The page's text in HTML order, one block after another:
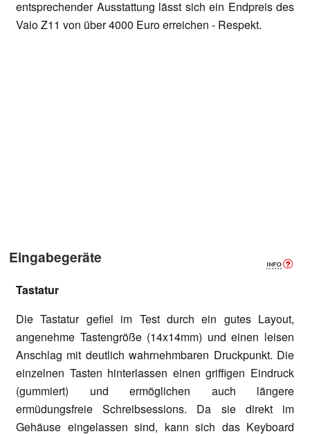
entsprechender Ausstattung lässt sich ein Endpreis des
Vaio Z11 von über 4000 Euro erreichen - Respekt.
Eingabegeräte
Tastatur
Die Tastatur gefiel im Test durch ein gutes Layout,
angenehme Tastengröße (14x14mm) und einen leisen
Anschlag mit deutlich wahrnehmbaren Druckpunkt. Die
einzelnen Tasten hinterlassen einen griffigen Eindruck
(gummiert) und ermöglichen auch längere
ermüdungsfreie Schreibsessions. Da sie direkt im
Gehäuse eingelassen sind, kann sich das Keyboard